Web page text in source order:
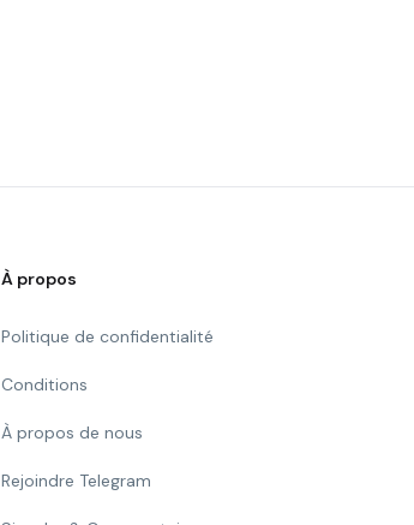
À propos
Politique de confidentialité
Conditions
À propos de nous
Rejoindre Telegram